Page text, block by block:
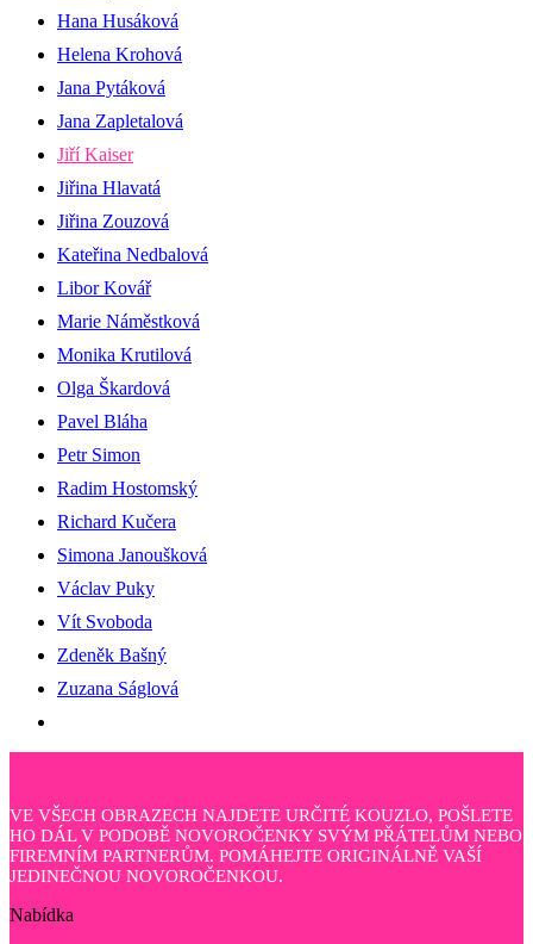
Hana Husáková
Helena Krohová
Jana Pytáková
Jana Zapletalová
Jiří Kaiser
Jiřina Hlavatá
Jiřina Zouzová
Kateřina Nedbalová
Libor Kovář
Marie Náměstková
Monika Krutilová
Olga Škardová
Pavel Bláha
Petr Simon
Radim Hostomský
Richard Kučera
Simona Janoušková
Václav Puky
Vít Svoboda
Zdeněk Bašný
Zuzana Ságlová
VE VŠECH OBRAZECH NAJDETE URČITÉ KOUZLO, POŠLETE
HO DÁL V PODOBĚ NOVOROČENKY SVÝM PŘÁTELŮM NEBO
FIREMNÍM PARTNERŮM. POMÁHEJTE ORIGINÁLNĚ VAŠÍ
JEDINEČNOU NOVOROČENKOU.
Nabídka